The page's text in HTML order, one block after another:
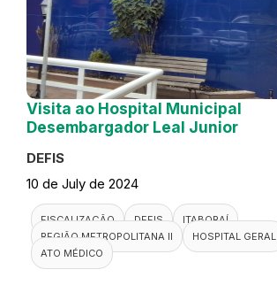
Visita ao Hospital Municipal
Desembargador Leal Junior
DEFIS
10 de July de 2024
FISCALIZAÇÃO DEFIS
ITABORAÍ
REGIÃO METROPOLITANA II
HOSPITAL GERAL
ATO MÉDICO